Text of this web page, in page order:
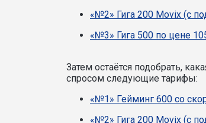
«№2» Гига 200 Movix (с
«№3» Гига 500 по цене
Затем остаётся подобрать,
спросом следующие тарифы:
«№1» Гейминг 600 со
«№2» Гига 200 Movix (с